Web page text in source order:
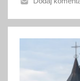
n
3
0